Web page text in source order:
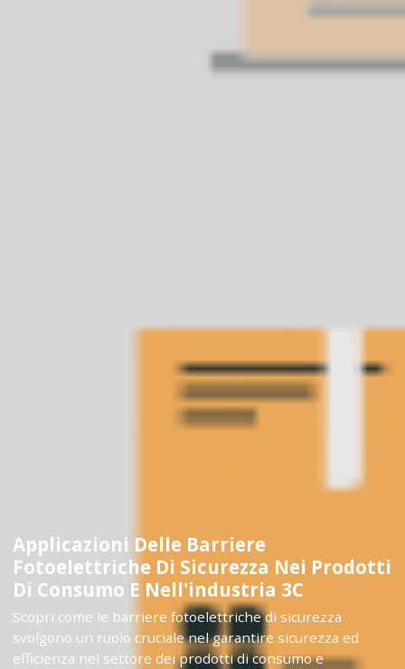
Applicazioni Delle Barriere
Fotoelettriche Di Sicurezza Nei Prodotti
Di Consumo E Nell'industria 3C
Scopri come le barriere fotoelettriche di sicurezza
svolgono un ruolo cruciale nel garantire sicurezza ed
efficienza nel settore dei prodotti di consumo e